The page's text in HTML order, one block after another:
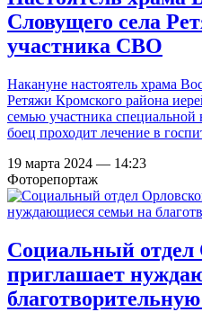
Словущего села
участника СВО
Накануне настоятель храма
Ретяжи Кромского района
семью участника
боец проходит лечение в
19 марта 2024 — 14:23
Фоторепортаж
Социальный отдел
приглашает